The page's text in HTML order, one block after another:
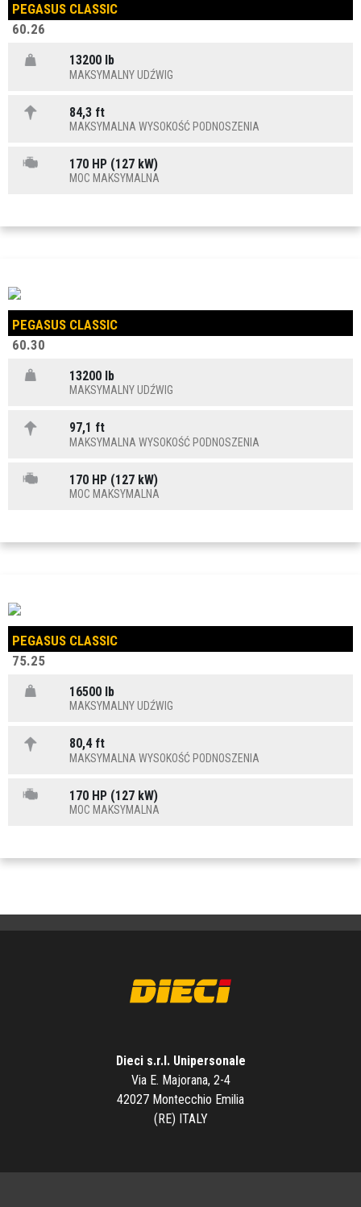
PEGASUS CLASSIC
60.26
13200 lb
MAKSYMALNY UDŹWIG
84,3 ft
MAKSYMALNA WYSOKOŚĆ PODNOSZENIA
170 HP (127 kW)
MOC MAKSYMALNA
PEGASUS CLASSIC
60.30
13200 lb
MAKSYMALNY UDŹWIG
97,1 ft
MAKSYMALNA WYSOKOŚĆ PODNOSZENIA
170 HP (127 kW)
MOC MAKSYMALNA
PEGASUS CLASSIC
75.25
16500 lb
MAKSYMALNY UDŹWIG
80,4 ft
MAKSYMALNA WYSOKOŚĆ PODNOSZENIA
170 HP (127 kW)
MOC MAKSYMALNA
Dieci s.r.l. Unipersonale
Via E. Majorana, 2-4
42027 Montecchio Emilia
(RE) ITALY